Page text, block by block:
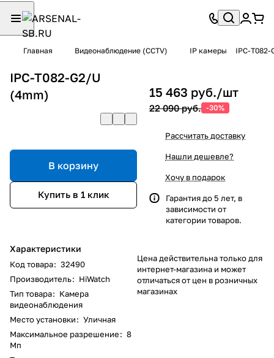
Главная Видеонаблюдение (CCTV) IP камеры IPC-
IPC-T082-G2/U
(4mm)
В корзину
Купить в 1 клик
Характеристики
Код товара: 32490
Производитель: HiWatch
Тип товара: Камера
видеонаблюдения
Место установки: Уличная
Максимальное разрешение: 8
Мп
15 463 руб./шт
22 090 руб. -30%
Рассчитать доставку
Нашли дешевле?
Хочу в подарок
Гарантия до 5 лет, в
зависимости от
категории товаров.
Цена действительна только для
интернет-магазина и может
отличаться от цен в розничных
магазинах